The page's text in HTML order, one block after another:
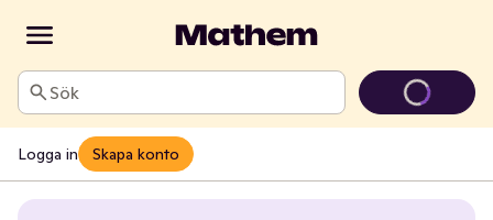
Sök
Logga in Skapa konto